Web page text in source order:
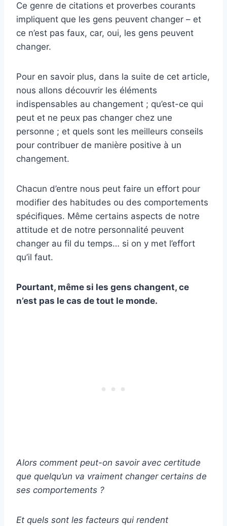
Ce genre de citations et proverbes courants
impliquent que les gens peuvent changer – et
ce n’est pas faux, car, oui, les gens peuvent
changer.
Pour en savoir plus, dans la suite de cet article,
nous allons découvrir les éléments
indispensables au changement ; qu’est-ce qui
peut et ne peux pas changer chez une
personne ; et quels sont les meilleurs conseils
pour contribuer de manière positive à un
changement.
Chacun d’entre nous peut faire un effort pour
modifier des habitudes ou des comportements
spécifiques. Même certains aspects de notre
attitude et de notre personnalité peuvent
changer au fil du temps… si on y met l’effort
qu’il faut.
Pourtant, même si les gens changent, ce
n’est pas le cas de tout le monde.
Alors comment peut-on savoir avec certitude
que quelqu’un va vraiment changer certains de
ses comportements ?
Et quels sont les facteurs qui rendent